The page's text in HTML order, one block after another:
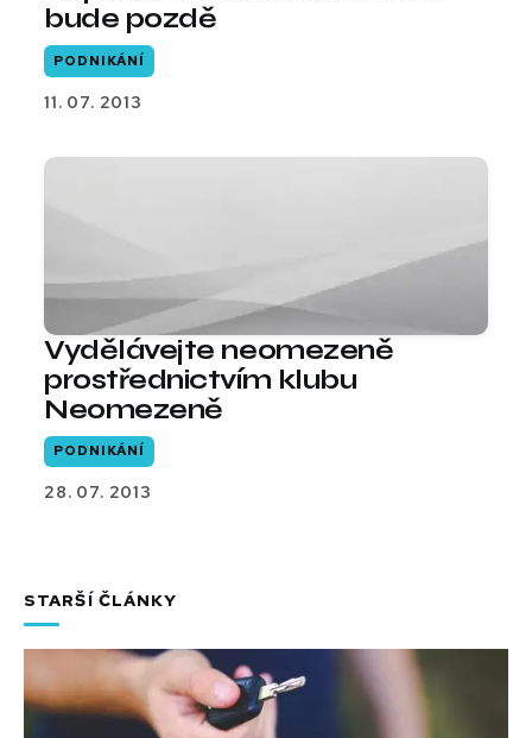
bude pozdě
PODNIKÁNÍ
11. 07. 2013
Vydělávejte neomezeně
prostřednictvím klubu
Neomezeně
PODNIKÁNÍ
28. 07. 2013
STARŠÍ ČLÁNKY